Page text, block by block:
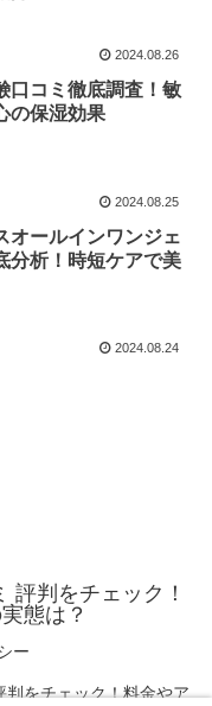
2024.08.26
口コミ徹底調査！敏
の保湿効果
2024.08.25
オールインワンジェ
分析！時短ケアで美
2024.08.24
評判をチェック！
態は？
ー
をチェック！料金やア